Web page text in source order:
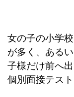
女の子の小学
が多く、ある
子様だけ前へ
個別面接テス